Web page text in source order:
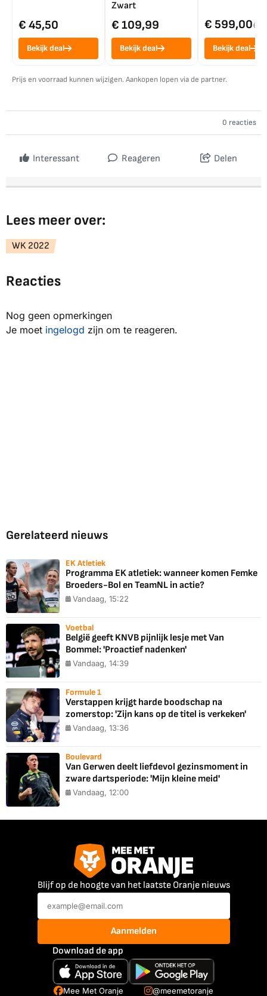
€ 45,50
Bekijk deal
Zwart
€ 109,99
Bekijk deal
€ 599,00€
Bekijk deal
Prijs en voorraad kunnen wijzigen. Aankopen lopen via de partner.
0 reacties
Interessant Reageren Delen
Lees meer over:
WK 2022
Reacties
Nog geen opmerkingen
Je moet ingelogd zijn om te reageren.
Gerelateerd nieuws
EK Atletiek
Programma EK atletiek: wanneer komen Femke
Broeders-Bol en TeamNL in actie?
Vandaag, 15:22
Voetbal
België geeft KNVB pijnlijk lesje met Van
Bommel: 'Proactief nadenken'
Vandaag, 14:39
Formule 1
Verstappen krijgt harde boodschap na
zomerstop: 'Zijn kans op de titel is verkeken'
Vandaag, 13:36
Boulevard
Van Gerwen deelt liefdevol gezinsmoment in
zware dartsperiode: 'Mijn kleine meid'
Vandaag, 12:00
Blijf op de hoogte van het laatste Oranje nieuws
Aanmelden
Download de app
Mee Met Oranje
@meemetoranje